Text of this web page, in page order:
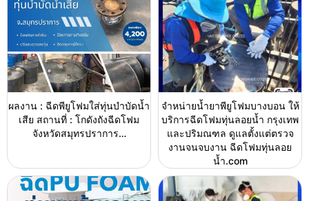
ผลงาน : ฉีดพียูโฟมใส่ทุ่นบำบัดน้ำ
เสีย สถานที่ : โกดังถังฉีดโฟม
จังหวัดสมุทรปราการ…
จำหน่ายน้ำยาพียูโฟมบางบอน ให้
บริการฉีดโฟมทุ่นลอยน้ำ กรุงเทพ
และปริมณฑล ดูแลตั้งแต่ตรวจ
งานจนจบงาน ฉีดโฟมทุ่นลอย
น้ำ.com